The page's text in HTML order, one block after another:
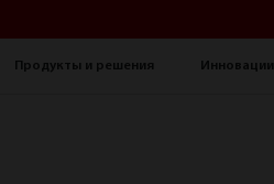
Продукты и решения Инновации